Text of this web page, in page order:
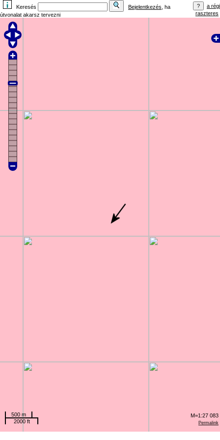
Keresés Bejelentkezés , ha
útvonalat akarsz tervezni
a régi
raszteres
Permalink
500 m
2000 ft
M=1:27 083